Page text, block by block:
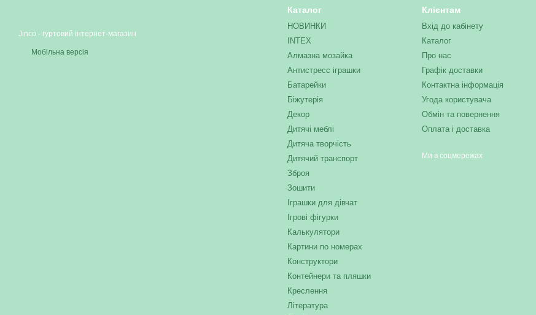
Jinco - гуртовий інтернет-магазин
Мобільна версія
Каталог
НОВИНКИ
INTEX
Алмазна мозайка
Антистресс іграшки
Батарейки
Біжутерія
Декор
Дитячі меблі
Дитяча творчість
Дитячий транспорт
Зброя
Зошити
Іграшки для дівчат
Ігрові фігурки
Калькулятори
Картини по номерах
Конструктори
Контейнери та пляшки
Креслення
Література
Клієнтам
Вхід до кабінету
Каталог
Про нас
Графік доставки
Контактна інформація
Угода користувача
Обмін та повернення
Оплата і доставка
Ми в соцмережах